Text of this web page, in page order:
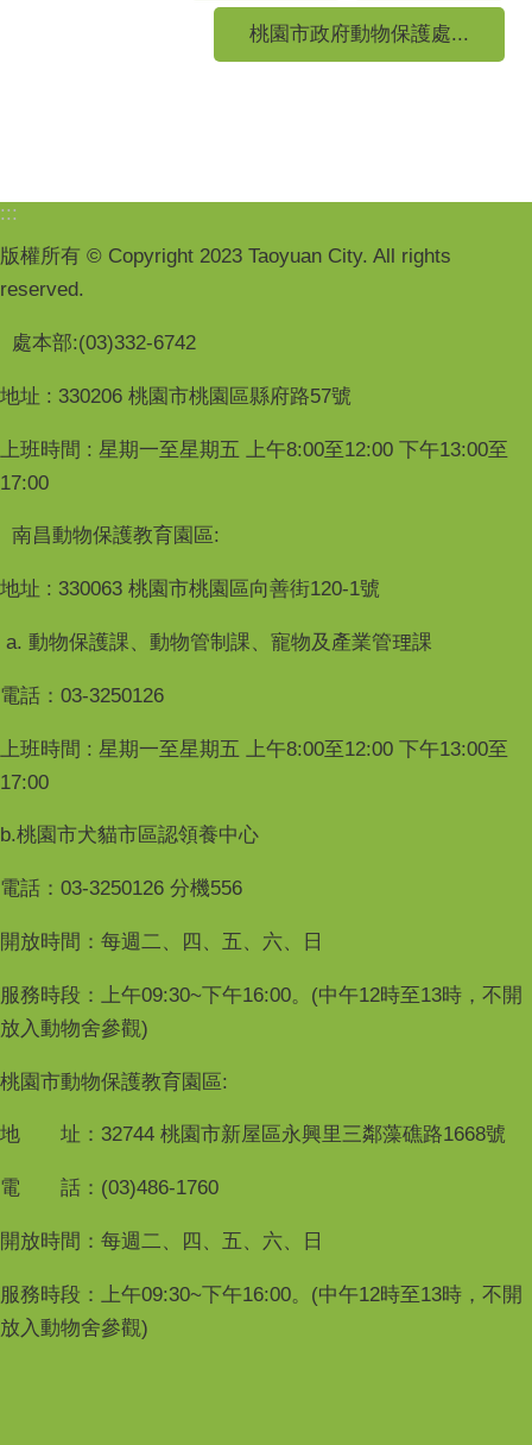
桃園市政府動物保護處...
:::
版權所有 © Copyright 2023 Taoyuan City. All rights
reserved.
處本部:(03)332-6742
地址 : 330206 桃園市桃園區縣府路57號
上班時間 : 星期一至星期五 上午8:00至12:00 下午13:00至
17:00
南昌動物保護教育園區:
地址 : 330063 桃園市桃園區向善街120-1號
a. 動物保護課、動物管制課、寵物及產業管理課
電話：03-3250126
上班時間 : 星期一至星期五 上午8:00至12:00 下午13:00至
17:00
b.桃園市犬貓市區認領養中心
電話：03-3250126 分機556
開放時間：每週二、四、五、六、日
服務時段：上午09:30~下午16:00。(中午12時至13時，不開
放入動物舍參觀)
桃園市動物保護教育園區:
地 址：32744 桃園市新屋區永興里三鄰藻礁路1668號
電 話：(03)486-1760
開放時間：每週二、四、五、六、日
服務時段：上午09:30~下午16:00。(中午12時至13時，不開
放入動物舍參觀)